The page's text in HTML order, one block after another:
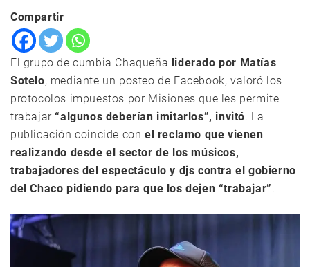
Compartir
El grupo de cumbia Chaqueña liderado por Matías
Sotelo, mediante un posteo de Facebook, valoró los
protocolos impuestos por Misiones que les permite
trabajar“algunos deberían imitarlos”, invitó. La
publicación coincide conel reclamo que vienen
realizando desde el sector de los músicos,
trabajadores del espectáculo y djs contra el gobierno
del Chaco pidiendo para que los dejen “trabajar”.